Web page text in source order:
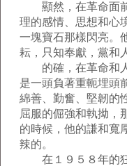
顯然，在革命面前
理的感情、思想和心
一塊寶石那樣閃亮。
耘，只知奉獻，黨和
的確，在革命和人
是一頭負著重軛埋頭
綿善、勤奮、堅韌的
屈服的倔強和執拗，
的時候，他的謙和寬
辣的。
在１９５８年的狂